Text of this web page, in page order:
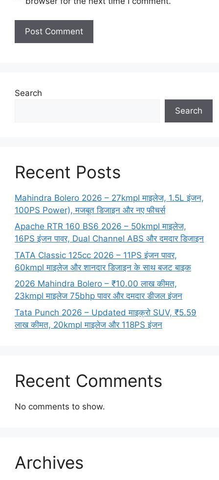
Search
Search
Recent Posts
Mahindra Bolero 2026 – 27kmpl माइलेज, 1.5L इंजन,
100PS Power), मजबूत डिजाइन और नए फीचर्स
Apache RTR 160 BS6 2026 – 50kmpl माइलेज,
16PS इंजन पावर, Dual Channel ABS और दमदार डिजाइन
TATA Classic 125cc 2026 – 11PS इंजन पावर,
60kmpl माइलेज और शानदार डिजाइन के साथ बजट बाइक
2026 Mahindra Bolero – ₹10.00 लाख कीमत,
23kmpl माइलेज 75bhp पावर और दमदार डीजल इंजन
Tata Punch 2026 – Updated माइक्रो SUV, ₹5.59
लाख कीमत, 20kmpl माइलेज और 118PS इंजन
Recent Comments
No comments to show.
Archives